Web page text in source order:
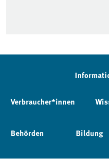
Verbraucher*innen
Behörden Bildung